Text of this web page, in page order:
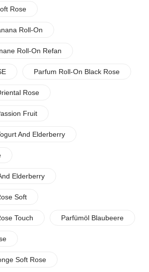
Rose
Roll-On
Roll-On Refan
Parfum Roll-On Black Rose
Rose
Fruit
And Elderberry
Elderberry
Soft
Touch Parfümöl Blaubeere
Soft Rose